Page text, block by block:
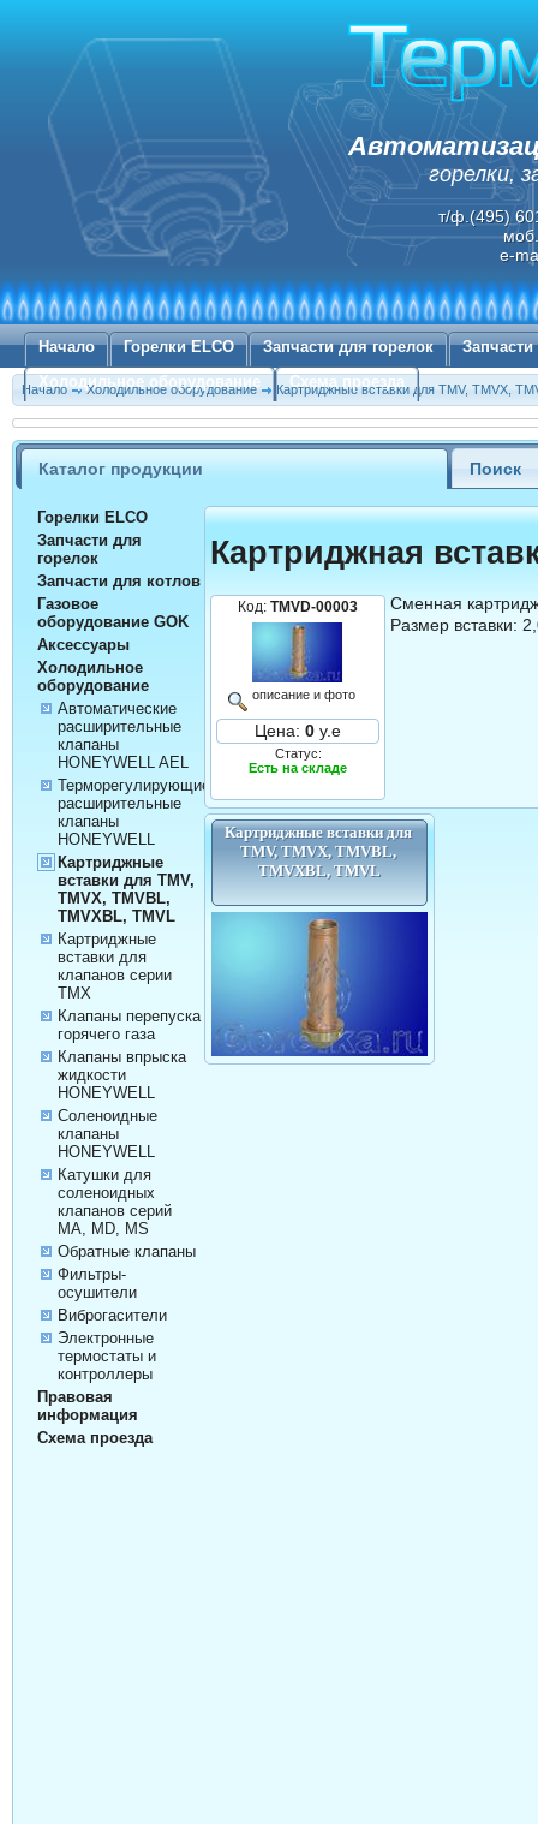
горелки,
т/ф.(495)
e-
Начало Горелки ELCO Запчасти для горелок
Холодильное оборудование
Схема проезда
Начало Холодильное оборудование Картриджные вставки для TMV, TMVX,
Каталог продукции Поиск
Горелки ELCO
Запчасти для
горелок
Запчасти для котлов
Газовое
оборудование GOK
Аксессуары
Холодильное
оборудование
Автоматические
расширительные
клапаны
HONEYWELL AEL
Терморегулирующие
расширительные
клапаны
HONEYWELL
Картриджные
вставки для TMV,
TMVX, TMVBL,
TMVXBL, TMVL
Картриджные
вставки для
клапанов серии
TMX
Клапаны перепуска
горячего газа
Клапаны впрыска
жидкости
HONEYWELL
Соленоидные
клапаны
HONEYWELL
Катушки для
соленоидных
клапанов серий
MA, MD, MS
Обратные клапаны
Фильтры-
осушители
Виброгасители
Электронные
термостаты и
контроллеры
Правовая
информация
Схема проезда
Картриджная
Код:TMVD-00003
описание и фото
Цена: 0 у.е
Статус:
Есть на складе
Сменная
Размер вставки:
Картриджные вставки для
TMV, TMVX, TMVBL,
TMVXBL, TMVL